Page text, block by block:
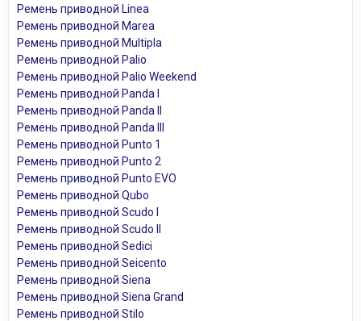
Ремень приводной Linea
Ремень приводной Marea
Ремень приводной Multipla
Ремень приводной Palio
Ремень приводной Palio Weekend
Ремень приводной Panda I
Ремень приводной Panda II
Ремень приводной Panda III
Ремень приводной Punto 1
Ремень приводной Punto 2
Ремень приводной Punto EVO
Ремень приводной Qubo
Ремень приводной Scudo I
Ремень приводной Scudo II
Ремень приводной Sedici
Ремень приводной Seicento
Ремень приводной Siena
Ремень приводной Siena Grand
Ремень приводной Stilo